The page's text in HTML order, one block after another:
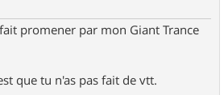
promener par mon Giant Trance
que tu n'as pas fait de vtt.